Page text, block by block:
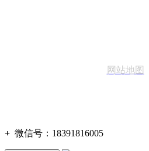
网站地图
+ 微信号： 18391816005